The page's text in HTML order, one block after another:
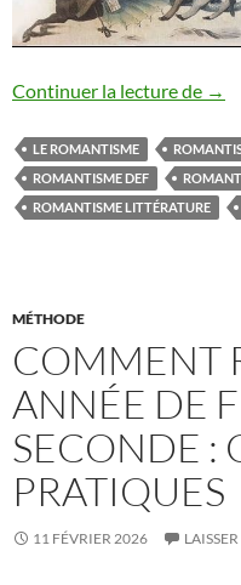
Continuer la lecture de →
LE ROMANTISME
ROMANTISME DEF
ROMANTISME LITTÉRATURE
MÉTHODE
COMMENT
ANNÉE DE
SECONDE :
PRATIQUES
11 FÉVRIER 2026